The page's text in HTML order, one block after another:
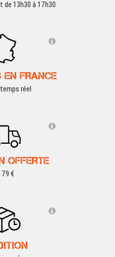
de 13h30 à 17h30
EN FRANCE
réel
OFFERTE
€